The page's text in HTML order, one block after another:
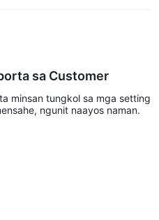
sa Customer
minsan tungkol sa mga setting
ngunit naayos naman.